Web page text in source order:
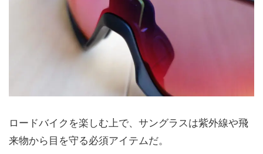
ロードバイクを楽しむ上で、サングラスは紫外線や飛
来物から目を守る必須アイテムだ。